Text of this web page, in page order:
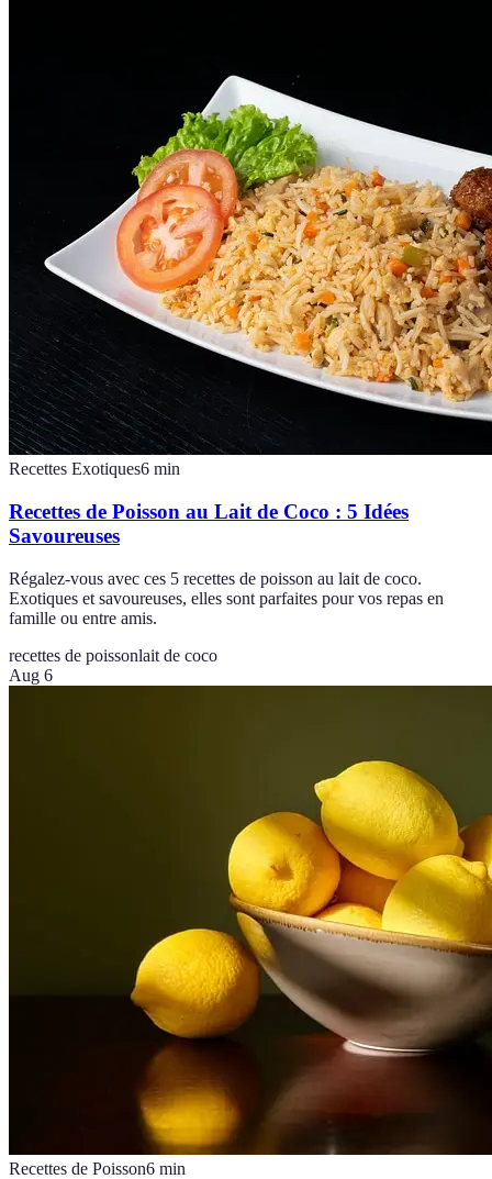
Recettes Exotiques6 min
Recettes de Poisson au Lait de Coco : 5 Idées
Savoureuses
Régalez-vous avec ces 5 recettes de poisson au lait de coco.
Exotiques et savoureuses, elles sont parfaites pour vos repas en
famille ou entre amis.
recettes de poissonlait de coco
Aug 6
Recettes de Poisson6 min